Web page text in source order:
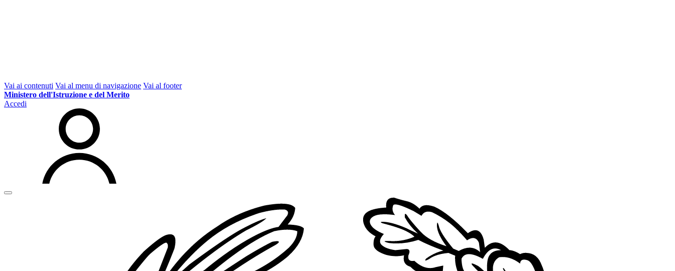
Vai ai contenuti Vai al menu di navigazione Vai al footer
Ministero dell'Istruzione e del Merito
Accedi